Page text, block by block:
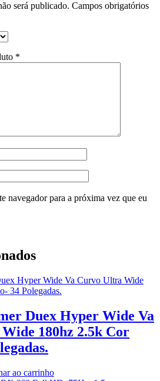
será publicado. Campos obrigatórios
*
navegador para a próxima vez que eu
Duex Hyper Wide Va
180hz 2.5k Cor
ao carrinho